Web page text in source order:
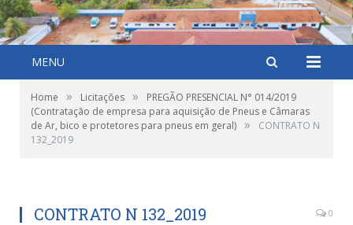
MENU
Home » Licitações »
PREGÃO PRESENCIAL N° 014/2019
(Contratação de empresa para aquisição de Pneus e Câmaras
de Ar, bico e protetores para pneus em geral) »
CONTRATO N
132_2019
CONTRATO N 132_2019 0